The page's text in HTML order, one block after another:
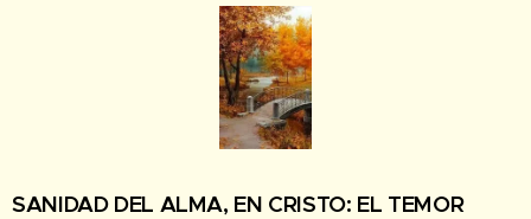
SANIDAD DEL ALMA, EN CRISTO: EL TEMOR